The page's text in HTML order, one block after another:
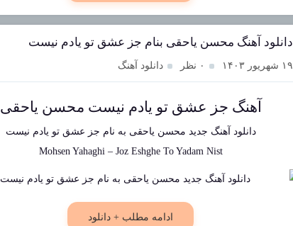
دانلود آهنگ محسن یاحقی بنام جز عشق تو یادم نیست
۱۹ شهریور ۱۴۰۳ ۰ نظر دانلود آهنگ
آهنگ جز عشق تو یادم نیست محسن یاحقی
دانلود آهنگ جدید محسن یاحقی به نام جز عشق تو یادم نیست
Mohsen Yahaghi– Joz Eshghe To Yadam Nist
ادامه مطلب + دانلود